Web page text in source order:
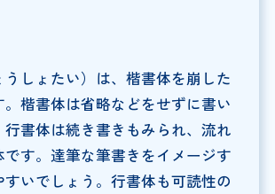
しょたい）は、楷書体を崩した
。楷書体は省略などをせずに書い
行書体は続き書きもみられ、流れ
です。達筆な筆書きをイメージす
すいでしょう。行書体も可読性の